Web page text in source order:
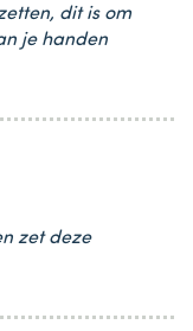
dit is om
je handen
zet deze